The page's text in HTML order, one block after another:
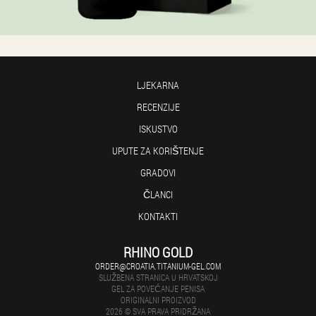
LJEKARNA
RECENZIJE
ISKUSTVO
UPUTE ZA KORIŠTENJE
GRADOVI
ČLANCI
KONTAKTI
RHINO GOLD
ORDER@CROATIA.TITANIUM-GEL.COM
SLUŽBENA STRANICA U HRVATSKOJ
GEL ZA POVEĆANJE PENISA
ORIGINALNI PROIZVOD
2026 © SVA PRAVA PRIDRŽANA